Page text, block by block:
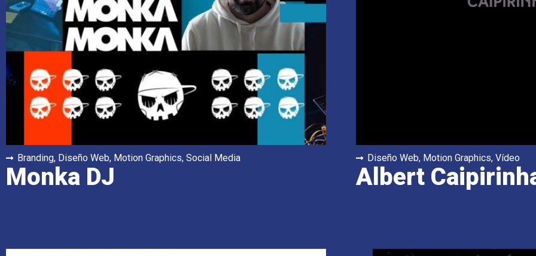
Branding, Diseño Web, Motion Graphics, Social Media
Monka DJ
Diseño Web, Motion Graphics, Vídeo
Albert